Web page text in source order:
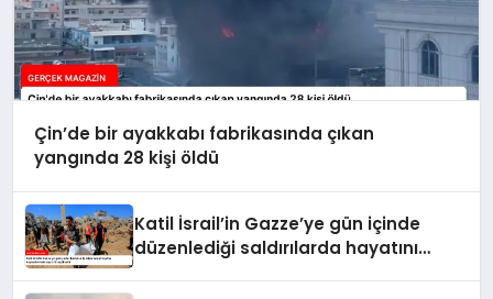
Çin’de bir ayakkabı fabrikasında çıkan
yangında 28 kişi öldü
Katil İsrail’in Gazze’ye gün içinde
düzenlediği saldırılarda hayatını